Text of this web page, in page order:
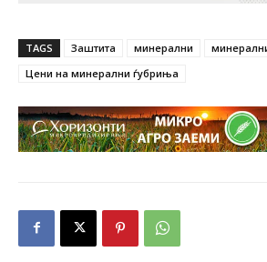
TAGS Заштита минерални
Цени на минерални ѓубриња